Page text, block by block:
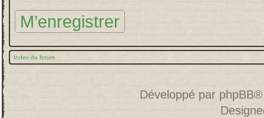
M’enregistrer
Index du forum
Développé par phpBB®